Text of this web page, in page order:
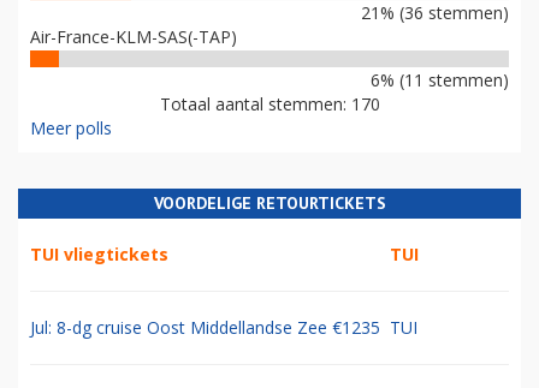
21% (36 stemmen)
Air-France-KLM-SAS(-TAP)
6% (11 stemmen)
Totaal aantal stemmen: 170
Meer polls
VOORDELIGE RETOURTICKETS
TUI vliegtickets TUI
Jul: 8-dg cruise Oost Middellandse Zee €1235 TUI